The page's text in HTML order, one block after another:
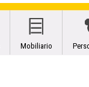
Mobiliario